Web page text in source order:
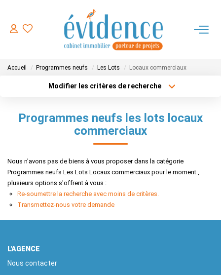
ACHETER
FAIRE GERER
NOTRE AGENCE
CONTACT
Accueil Programmes neufs Les Lots Locaux commerciaux
Modifier les critères de recherche
Sélectionnez...
Type de bien
Surface min
Créer une alerte
Programmes neufs les lots locaux
commerciaux
Nous n'avons pas de biens à vous proposer dans la catégorie
Programmes neufs Les Lots Locaux commerciaux pour le moment ,
plusieurs options s'offrent à vous :
Re-soumettre la recherche avec moins de critères.
Transmettez-nous votre demande
L'AGENCE
Nous contacter